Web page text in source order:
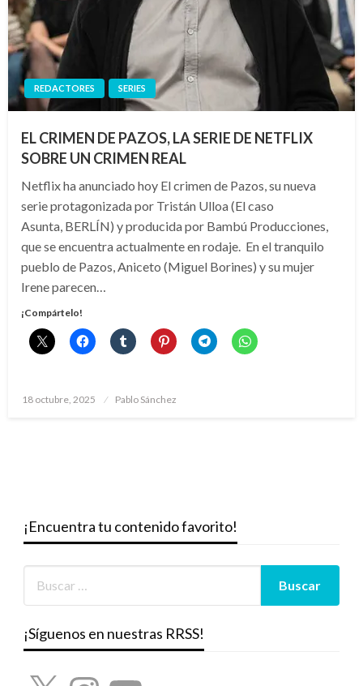
REDACTORES SERIES
EL CRIMEN DE PAZOS, LA SERIE DE NETFLIX
SOBRE UN CRIMEN REAL
Netflix ha anunciado hoy El crimen de Pazos, su nueva
serie protagonizada por Tristán Ulloa (El caso
Asunta, BERLÍN) y producida por Bambú Producciones,
que se encuentra actualmente en rodaje. En el tranquilo
pueblo de Pazos, Aniceto (Miguel Borines) y su mujer
Irene parecen…
¡Compártelo!
Publicado
18 octubre, 2025 Pablo Sánchez
¡Encuentra tu contenido favorito!
¡Síguenos en nuestras RRSS!
X InstagramYouTube